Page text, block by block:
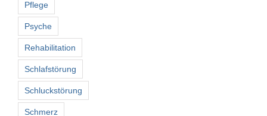
Pflege
Psyche
Rehabilitation
Schlafstörung
Schluckstörung
Schmerz